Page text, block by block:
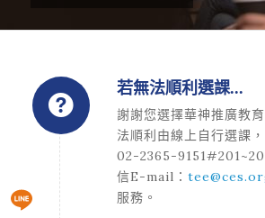
若無法順利選課...
謝謝您選擇華神推廣教
法順利由線上自行選課
02-2365-
信E-mail：
服務。